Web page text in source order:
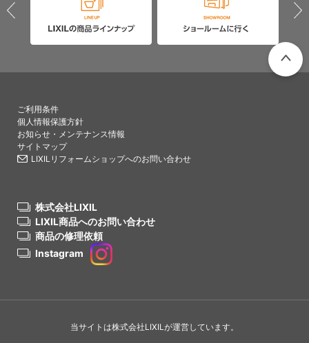
ご利用条件
個人情報保護方針
お知らせ・メンテナンス情報
サイトマップ
LIXILリフォームショップへのお問い合わせ
株式会社LIXIL
LIXIL商品へのお問い合わせ
商品の修理依頼
Instagram
当サイトは株式会社LIXILが運営しています。